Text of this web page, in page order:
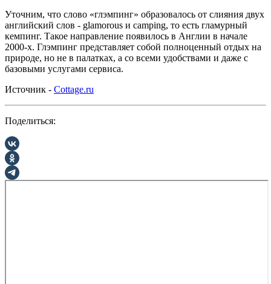
Уточним, что слово «глэмпинг» образовалось от слияния двух
английский слов - glamorous и camping, то есть гламурный
кемпинг. Такое направление появилось в Англии в начале
2000-х. Глэмпинг представляет собой полноценный отдых на
природе, но не в палатках, а со всеми удобствами и даже с
базовыми услугами сервиса.
Источник - Cottage.ru
Поделиться: